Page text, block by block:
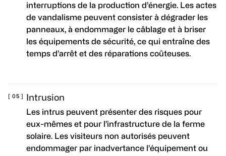
interruptions de la production d’énergie. Les actes
de vandalisme peuvent consister à dégrader les
panneaux, à endommager le câblage et à briser
les équipements de sécurité, ce qui entraîne des
temps d’arrêt et des réparations coûteuses.
Intrusion
Les intrus peuvent présenter des risques pour
eux-mêmes et pour l’infrastructure de la ferme
solaire. Les visiteurs non autorisés peuvent
endommager par inadvertance l’équipement ou